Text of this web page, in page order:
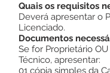
Quais os requisitos
Deverá apresentar o
Licenciado.
Documentos
Se for Proprietário
Técnico, apresentar:
01 cópia simples da